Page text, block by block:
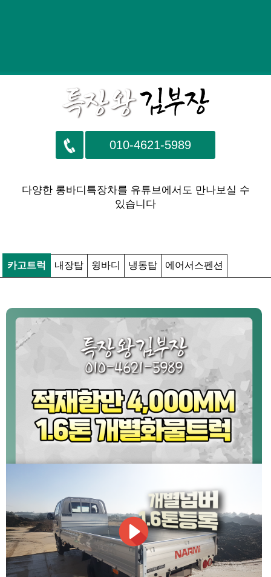
010-4621-5989
다양한 롱바디특장차를 유튜브에서도 만나보실 수
있습니다
카고트럭 내장탑 윙바디 냉동탑 에어서스펜션